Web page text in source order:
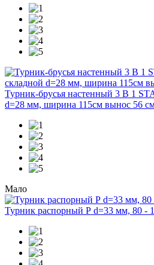
Турник-брусья настенный 3 В 1
d=28 мм, ширина 115см вынос 56
Мало
Турник распорный Р d=33 мм, 80 -